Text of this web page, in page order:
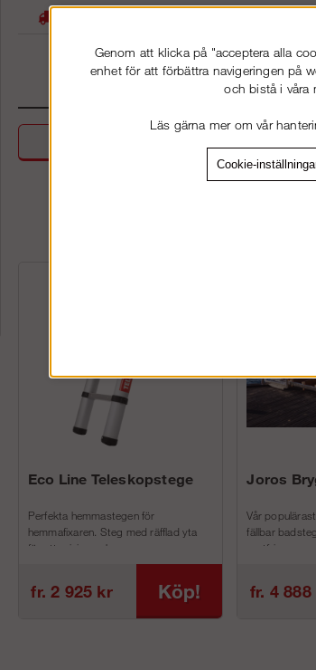
Eco Line Teleskopstege
Perfekta hemmastegen för
hemmafixaren. Steg med räfflad yta
för att minimera h...
fr. 2 925 kr Köp!
Joros
Vår
fällbar
rostfri...
fr. 4
Genom att klicka på "acceptera alla
enhet för att förbättra navigeringen på
och bistå i våra
Läs gärna mer om vår
Cookie-
VÄLKOMMEN TILL